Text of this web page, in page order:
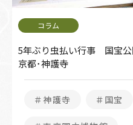
5年ぶり虫払い行事 国宝
京都･神護寺
＃神護寺 ＃国宝